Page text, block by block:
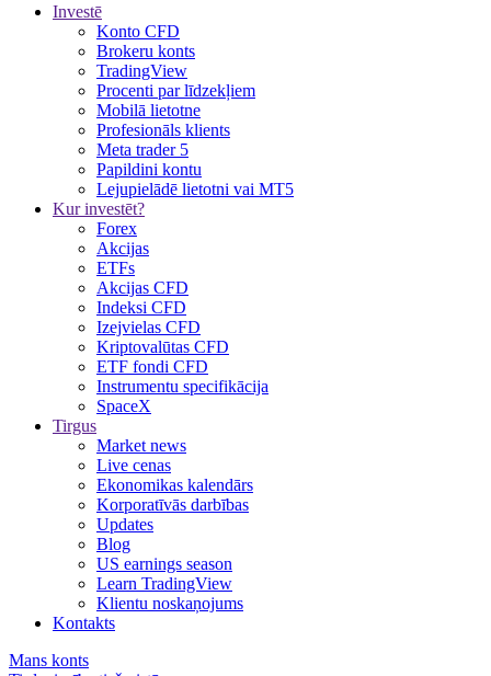
Investē
Konto CFD
Brokeru konts
TradingView
Procenti par līdzekļiem
Mobilā lietotne
Profesionāls klients
Meta trader 5
Papildini kontu
Lejupielādē lietotni vai MT5
Kur investēt?
Forex
Akcijas
ETFs
Akcijas CFD
Indeksi CFD
Izejvielas CFD
Kriptovalūtas CFD
ETF fondi CFD
Instrumentu specifikācija
SpaceX
Tirgus
Market news
Live cenas
Ekonomikas kalendārs
Korporatīvās darbības
Updates
Blog
US earnings season
Learn TradingView
Klientu noskaņojums
Kontakts
Mans konts